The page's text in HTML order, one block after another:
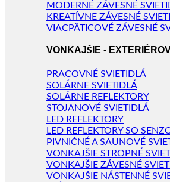
MODERNÉ ZÁVESNÉ
KREATÍVNE ZÁVESNÉ
VIACPÄTICOVÉ ZÁVESNÉ
VONKAJŠIE -
PRACOVNÉ SVIETIDLÁ
SOLÁRNE SVIETIDLÁ
SOLÁRNE REFLEKTORY
STOJANOVÉ SVIETIDLÁ
LED REFLEKTORY
LED REFLEKTORY SO
PIVNIČNÉ A SAUNOVÉ
VONKAJŠIE STROPNÉ
VONKAJŠIE ZÁVESNÉ
VONKAJŠIE NÁSTENNÉ